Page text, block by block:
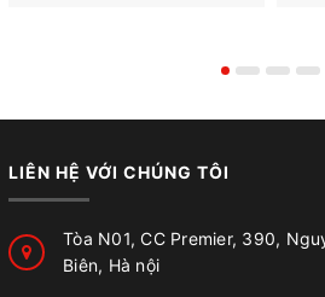
LIÊN HỆ VỚI CHÚNG TÔI
Tòa N01, CC Premier, 390,
Biên, Hà nội